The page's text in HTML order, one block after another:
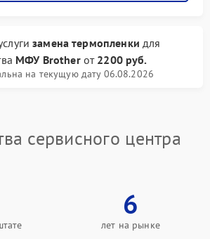
замена термопленки для
МФУ Brotherот 2200 руб.
на текущую дату 06.08.2026
сервисного центра
6
лет на рынке